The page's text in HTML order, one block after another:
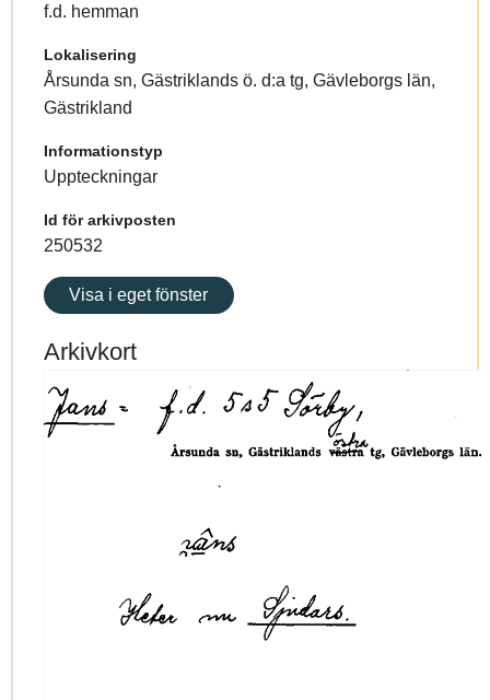
f.d. hemman
Lokalisering
Årsunda sn, Gästriklands ö. d:a tg, Gävleborgs län,
Gästrikland
Informationstyp
Uppteckningar
Id för arkivposten
250532
Visa i eget fönster
Arkivkort